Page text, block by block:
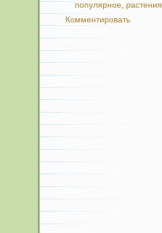
популярное, растения
Комментировать